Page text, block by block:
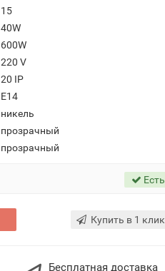
15
40W
600W
220 V
20 IP
E14
никель
прозрачный
прозрачный
Купить в 1 клик
Бесплатная доставка